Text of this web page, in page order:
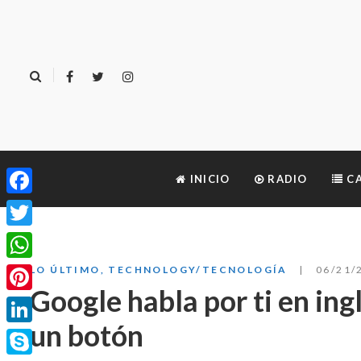
INICIO RADIO
LO ÚLTIMO TECHNOLOGY/TECNOLOGÍA 06/21/
Google habla por ti en
un botón
Facebook
Twitter
WhatsApp
Pinterest
LinkedIn